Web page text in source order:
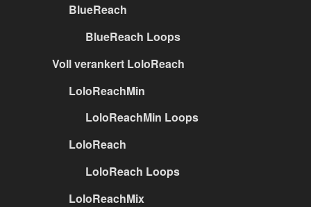
BlueReach
BlueReach Loops
Voll verankert LoloReach
LoloReachMin
LoloReachMin Loops
LoloReach
LoloReach Loops
LoloReachMix